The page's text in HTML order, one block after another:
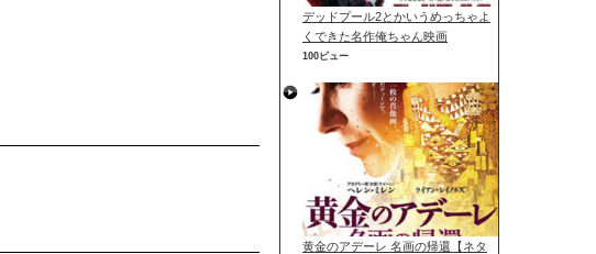
デッドプール2とかいうめっちゃよ
くできた名作俺ちゃん映画
100ビュー
黄金のアデーレ 名画の帰還【ネタ